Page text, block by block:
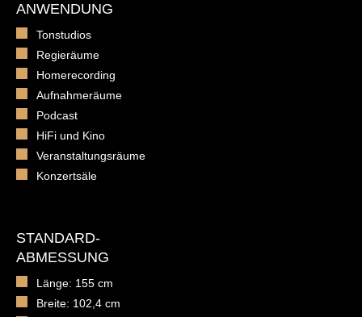
ANWENDUNG
Tonstudios
Regieräume
Homerecording
Aufnahmeräume
Podcast
HiFi und Kino
Veranstaltungsräume
Konzertsäle
STANDARD-
ABMESSUNG
Länge: 155 cm
Breite: 102,4 cm